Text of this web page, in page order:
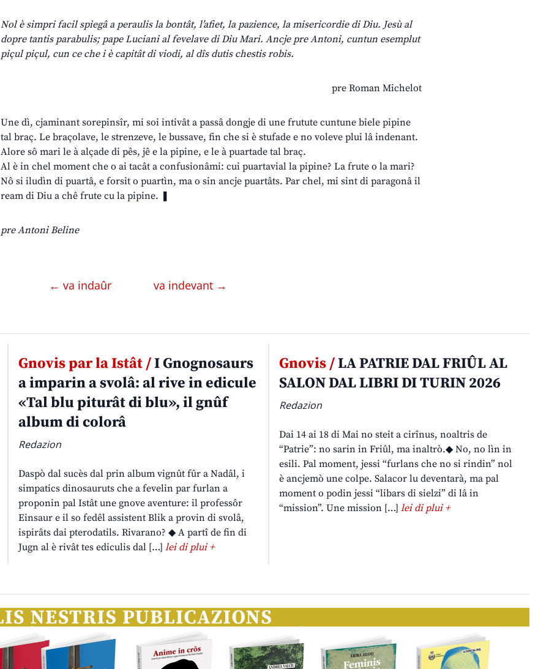
Nol è simpri facil spiegâ a peraulis la bontât, l’afiet, la pazience, la misericordie di Diu. Jesù al
dopre tantis parabulis; pape Luciani al fevelave di Diu Mari. Ancje pre Antoni, cuntun esemplut
piçul piçul, cun ce che i è capitât di viodi, al dîs dutis chestis robis.
pre Roman Michelot
Une dì, cjaminant sorepinsîr, mi soi intivât a passâ dongje di une frutute cuntune biele pipine
tal braç. Le braçolave, le strenzeve, le bussave, fin che si è stufade e no voleve plui lâ indenant.
Alore sô mari le à alçade di pês, jê e la pipine, e le à puartade tal braç.
Al è in chel moment che o ai tacât a confusionâmi: cui puartavial la pipine? La frute o la mari?
Nô si iludìn di puartâ, e forsit o puartìn, ma o sin ancje puartâts. Par chel, mi sint di paragonâ il
ream di Diu a chê frute cu la pipine. ❚
pre Antoni Beline
← va indaûr va indevant →
Gnovis par la Istât /I Gnognosaurs
a imparin a svolâ: al rive in edicule
«Tal blu piturât di blu», il gnûf
album di colorâ
Redazion
Daspò dal sucès dal prin album vignût fûr a Nadâl, i
simpatics dinosauruts che a fevelin par furlan a
proponin pal Istât une gnove aventure: il professôr
Einsaur e il so fedêl assistent Blik a provin di svolâ,
ispirâts dai pterodatils. Rivarano? ◆ A partî de fin di
Jugn al è rivât tes ediculis dal […] lei di plui +
Gnovis /LA PATRIE DAL FRIÛL AL
SALON DAL LIBRI DI TURIN 2026
Redazion
Dai 14 ai 18 di Mai no steit a cirînus, noaltris de
“Patrie”: no sarin in Friûl, ma inaltrò.◆ No, no lìn in
esili. Pal moment, jessi “furlans che no si rindin” nol
è ancjemò une colpe. Salacor lu deventarà, ma pal
moment o podin jessi “libars di sielzi” di lâ in
“mission”. Une mission […]lei di plui +